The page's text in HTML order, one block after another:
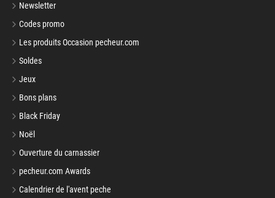
Newsletter
Codes promo
Les produits Occasion pecheur.com
Soldes
Jeux
Bons plans
Black Friday
Noël
Ouverture du carnassier
pecheur.com Awards
Calendrier de l'avent peche